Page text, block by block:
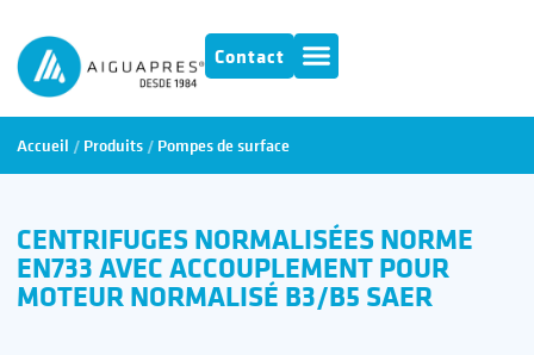
Contact
Accueil / Produits / Pompes de surface
CENTRIFUGES NORMALISÉES NORME
EN733 AVEC ACCOUPLEMENT POUR
MOTEUR NORMALISÉ B3/B5 SAER